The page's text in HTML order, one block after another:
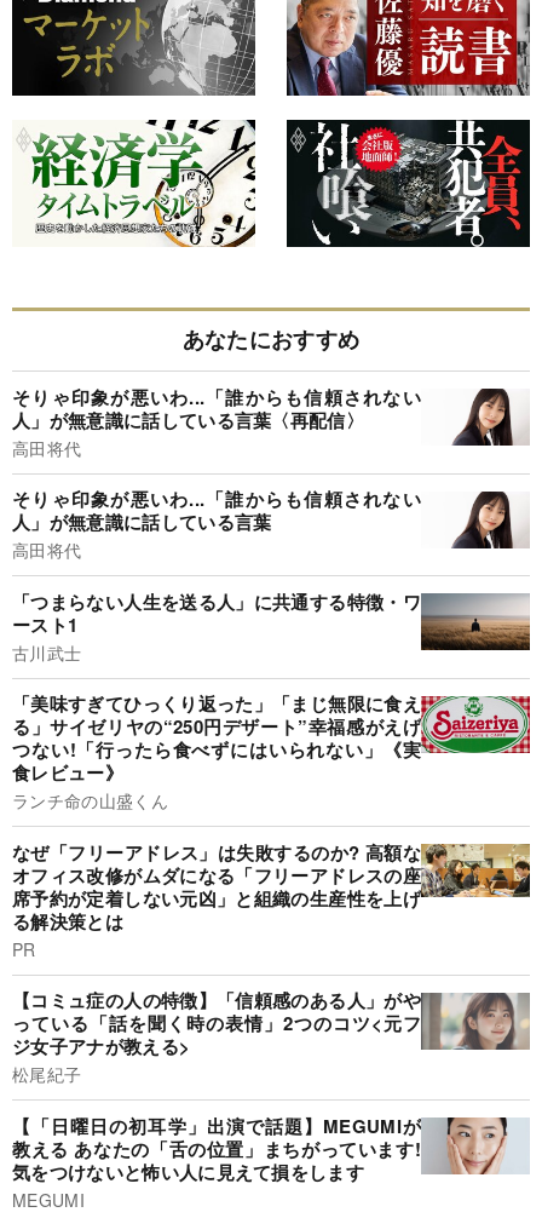
あなたにおすすめ
そりゃ印象が悪いわ...「誰からも信頼されない
人」が無意識に話している言葉〈再配信〉
高田将代
そりゃ印象が悪いわ...「誰からも信頼されない
人」が無意識に話している言葉
高田将代
「つまらない人生を送る人」に共通する特徴・ワ
ースト1
古川武士
「美味すぎてひっくり返った」「まじ無限に食え
る」サイゼリヤの“250円デザート”幸福感がえげ
つない!「行ったら食べずにはいられない」《実
食レビュー》
ランチ命の山盛くん
なぜ「フリーアドレス」は失敗するのか? 高額な
オフィス改修がムダになる「フリーアドレスの座
席予約が定着しない元凶」と組織の生産性を上げ
る解決策とは
PR
【コミュ症の人の特徴】「信頼感のある人」がや
っている「話を聞く時の表情」2つのコツ<元フ
ジ女子アナが教える>
松尾紀子
【「日曜日の初耳学」出演で話題】MEGUMIが
教える あなたの「舌の位置」まちがっています!
気をつけないと怖い人に見えて損をします
MEGUMI